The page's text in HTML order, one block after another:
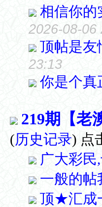
相信你的
2026-08-06
顶帖是友
23:13
你是个真
219期【老
(历史记录) 点
广大彩
一般的
顶★汇成